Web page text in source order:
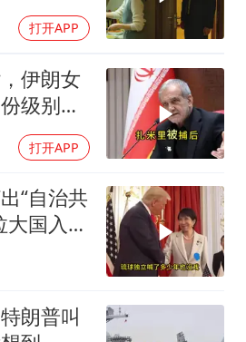
打开APP
伊朗女
级别很
打开APP
“自治共
国入局
朗普叫